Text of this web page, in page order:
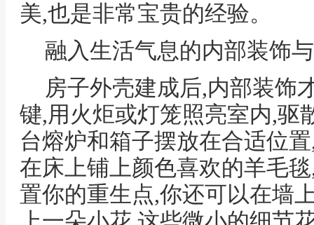
美,也是非常宝贵的经验。
融入生活气息的内部装饰
房子外壳建成后,内部装饰
键,用火炬或灯笼照亮室内,驱
台熔炉和箱子摆放在合适位
在床上铺上颜色喜欢的羊毛
置你的重生点,你还可以在墙